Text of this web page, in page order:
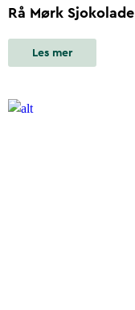
Rå Mørk Sjokolade
Les mer